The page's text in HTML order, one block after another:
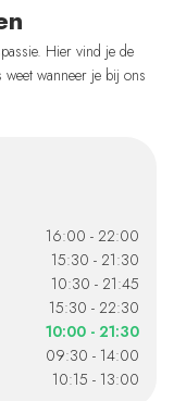
Hier vind je de
wanneer je bij ons
16:00 - 22:00
15:30 - 21:30
10:30 - 21:45
15:30 - 22:30
10:00 - 21:30
09:30 - 14:00
10:15 - 13:00